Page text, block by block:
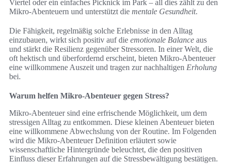
Viertel oder ein einfaches Picknick im Park – all dies zählt zu den
Mikro-Abenteuern und unterstützt die mentale Gesundheit.
Die Fähigkeit, regelmäßig solche Erlebnisse in den Alltag
einzubauen, wirkt sich positiv auf die emotionale Balance aus
und stärkt die Resilienz gegenüber Stressoren. In einer Welt, die
oft hektisch und überfordernd erscheint, bieten Mikro-Abenteuer
eine willkommene Auszeit und tragen zur nachhaltigen Erholung
bei.
Warum helfen Mikro-Abenteuer gegen Stress?
Mikro-Abenteuer sind eine erfrischende Möglichkeit, um dem
stressigen Alltag zu entkommen. Diese kleinen Abenteuer bieten
eine willkommene Abwechslung von der Routine. Im Folgenden
wird die Mikro-Abenteuer Definition erläutert sowie
wissenschaftliche Hintergründe beleuchtet, die den positiven
Einfluss dieser Erfahrungen auf die Stressbewältigung bestätigen.